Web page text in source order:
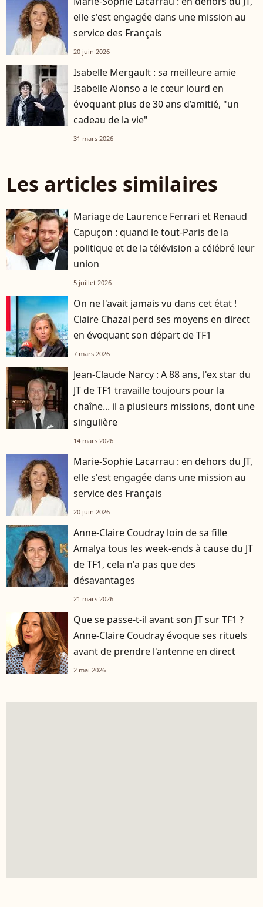
elle s'est engagée dans une mission au
service des Français
20 juin 2026
Isabelle Mergault : sa meilleure amie
Isabelle Alonso a le cœur lourd en
évoquant plus de 30 ans d’amitié, "un
cadeau de la vie"
31 mars 2026
Les articles similaires
Mariage de Laurence Ferrari et Renaud
Capuçon : quand le tout-Paris de la
politique et de la télévision a célébré leur
union
5 juillet 2026
On ne l'avait jamais vu dans cet état !
Claire Chazal perd ses moyens en direct
en évoquant son départ de TF1
7 mars 2026
Jean-Claude Narcy : A 88 ans, l'ex star du
JT de TF1 travaille toujours pour la
chaîne... il a plusieurs missions, dont une
singulière
14 mars 2026
Marie-Sophie Lacarrau : en dehors du JT,
elle s'est engagée dans une mission au
service des Français
20 juin 2026
Anne-Claire Coudray loin de sa fille
Amalya tous les week-ends à cause du JT
de TF1, cela n'a pas que des
désavantages
21 mars 2026
Que se passe-t-il avant son JT sur TF1 ?
Anne-Claire Coudray évoque ses rituels
avant de prendre l'antenne en direct
2 mai 2026